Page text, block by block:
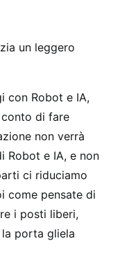
un leggero
con Robot e IA,
conto di fare
non verrà
Robot e IA, e non
ci riduciamo
come pensate di
i posti liberi,
porta gliela